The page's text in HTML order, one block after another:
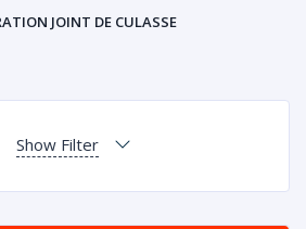
JOINT DE CULASSE
Show Filter